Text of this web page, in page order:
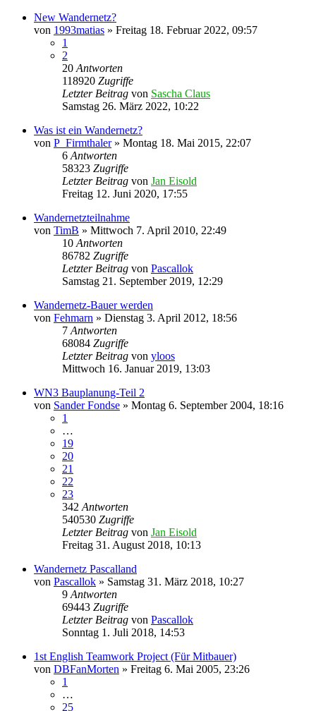
New Wandernetz?
von 1993matias » Freitag 18. Februar 2022, 09:57
1
2
20 Antworten
118920 Zugriffe
Letzter Beitrag von Sascha Claus
Samstag 26. März 2022, 10:22
Was ist ein Wandernetz?
von P_Firmthaler» Montag 18. Mai 2015, 22:07
6 Antworten
58323 Zugriffe
Letzter Beitrag von Jan Eisold
Freitag 12. Juni 2020, 17:55
Wandernetzteilnahme
von TimB » Mittwoch 7. April 2010, 22:49
10 Antworten
86782 Zugriffe
Letzter Beitrag von Pascallok
Samstag 21. September 2019, 12:29
Wandernetz-Bauer werden
von Fehmarn » Dienstag 3. April 2012, 18:56
7 Antworten
68084 Zugriffe
Letzter Beitrag von yloos
Mittwoch 16. Januar 2019, 13:03
WN3 Bauplanung-Teil 2
von Sander Fondse » Montag 6. September 2004, 18:16
1
…
19
20
21
22
23
342 Antworten
540530 Zugriffe
Letzter Beitrag von Jan Eisold
Freitag 31. August 2018, 10:13
Wandernetz Pascalland
von Pascallok » Samstag 31. März 2018, 10:27
9 Antworten
69443 Zugriffe
Letzter Beitrag von Pascallok
Sonntag 1. Juli 2018, 14:53
1st English Teamwork Project (Für Mitbauer)
von DBFanMorten » Freitag 6. Mai 2005, 23:26
1
…
25